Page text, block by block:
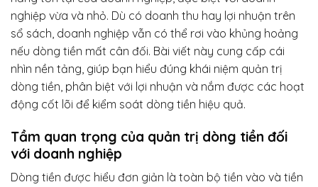
nghiệp vừa và nhỏ. Dù có doanh thu hay lợi nhuận trên
sổ sách, doanh nghiệp vẫn có thể rơi vào khủng hoảng
nếu dòng tiền mất cân đối. Bài viết này cung cấp cái
nhìn nền tảng, giúp bạn hiểu đúng khái niệm quản trị
dòng tiền, phân biệt với lợi nhuận và nắm được các hoạt
động cốt lõi để kiểm soát dòng tiền hiệu quả.
Tầm quan trọng của quản trị dòng tiền đối
với doanh nghiệp
Dòng tiền được hiểu đơn giản là toàn bộ tiền vào và tiền